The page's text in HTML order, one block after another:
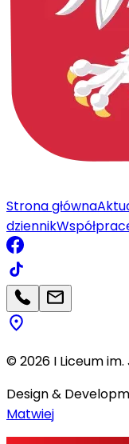
Strona główna
dziennik
©2026 I Liceum
Design &
Matwiej